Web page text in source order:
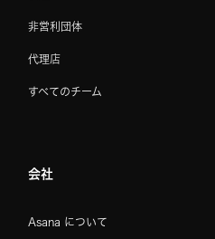
非営利団体
代理店
すべてのチーム
会社
Asana について